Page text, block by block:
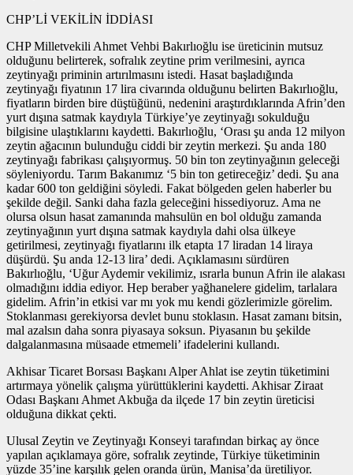
CHP’Lİ VEKİLİN İDDİASI
CHP Milletvekili Ahmet Vehbi Bakırlıoğlu ise üreticinin mutsuz
olduğunu belirterek, sofralık zeytine prim verilmesini, ayrıca
zeytinyağı priminin artırılmasını istedi. Hasat başladığında
zeytinyağı fiyatının 17 lira civarında olduğunu belirten Bakırlıoğlu,
fiyatların birden bire düştüğünü, nedenini araştırdıklarında Afrin’den
yurt dışına satmak kaydıyla Türkiye’ye zeytinyağı sokulduğu
bilgisine ulaştıklarını kaydetti. Bakırlıoğlu, ‘Orası şu anda 12 milyon
zeytin ağacının bulunduğu ciddi bir zeytin merkezi. Şu anda 180
zeytinyağı fabrikası çalışıyormuş. 50 bin ton zeytinyağının geleceği
söyleniyordu. Tarım Bakanımız ‘5 bin ton getireceğiz’ dedi. Şu ana
kadar 600 ton geldiğini söyledi. Fakat bölgeden gelen haberler bu
şekilde değil. Sanki daha fazla geleceğini hissediyoruz. Ama ne
olursa olsun hasat zamanında mahsulün en bol olduğu zamanda
zeytinyağının yurt dışına satmak kaydıyla dahi olsa ülkeye
getirilmesi, zeytinyağı fiyatlarını ilk etapta 17 liradan 14 liraya
düşürdü. Şu anda 12-13 lira’ dedi. Açıklamasını sürdüren
Bakırlıoğlu, ‘Uğur Aydemir vekilimiz, ısrarla bunun Afrin ile alakası
olmadığını iddia ediyor. Hep beraber yağhanelere gidelim, tarlalara
gidelim. Afrin’in etkisi var mı yok mu kendi gözlerimizle görelim.
Stoklanması gerekiyorsa devlet bunu stoklasın. Hasat zamanı bitsin,
mal azalsın daha sonra piyasaya soksun. Piyasanın bu şekilde
dalgalanmasına müsaade etmemeli’ ifadelerini kullandı.
Akhisar Ticaret Borsası Başkanı Alper Ahlat ise zeytin tüketimini
artırmaya yönelik çalışma yürüttüklerini kaydetti. Akhisar Ziraat
Odası Başkanı Ahmet Akbuğa da ilçede 17 bin zeytin üreticisi
olduğuna dikkat çekti.
Ulusal Zeytin ve Zeytinyağı Konseyi tarafından birkaç ay önce
yapılan açıklamaya göre, sofralık zeytinde, Türkiye tüketiminin
yüzde 35’ine karşılık gelen oranda ürün, Manisa’da üretiliyor.